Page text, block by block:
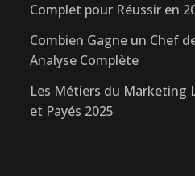
Complet pour Réussir en
Combien Gagne un Chef
Analyse Complète
Les Métiers du Marketing
et Payés 2025